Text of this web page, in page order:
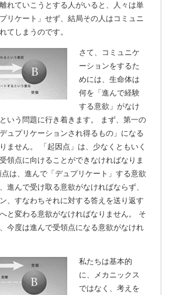
れていこうとする人がいると、人々は単
リケート」せず、結局その人はコミュニ
てしまうのです。
さて、コミュニケ
ーションをするた
めには、生命体は
何を「進んで経験
する意欲」がなけ
いう問題に行き着きます。
まず、第一の
ュプリケーションされ得るもの」になる
ません。 「起因点」は、少なくともいく
領点に向けることができなければなりま
は、進んで「デュプリケート」する意欲
進んで受け取る意欲がなければならず、
、すなわちそれに対する答えを送り返す
と変わる意欲がなければなりません。 そ
今度は進んで受領点になる意欲がなけれ
私たちは基本的
に、メカニックス
ではなく、考えを